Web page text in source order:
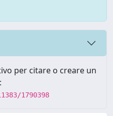
per citare o creare un
1790398